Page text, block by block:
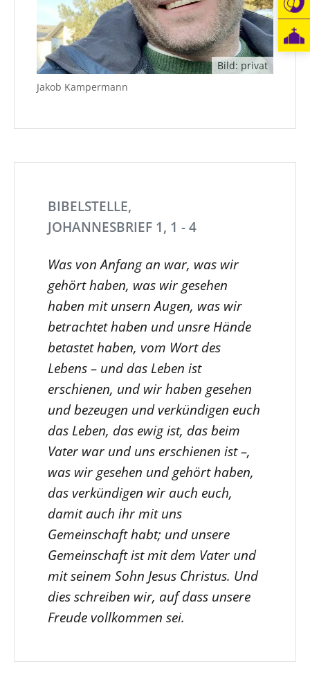
Bild: privat
Jakob Kampermann
BIBELSTELLE,
JOHANNESBRIEF 1, 1 - 4
Was von Anfang an war, was wir
gehört haben, was wir gesehen
haben mit unsern Augen, was wir
betrachtet haben und unsre Hände
betastet haben, vom Wort des
Lebens – und das Leben ist
erschienen, und wir haben gesehen
und bezeugen und verkündigen euch
das Leben, das ewig ist, das beim
Vater war und uns erschienen ist –,
was wir gesehen und gehört haben,
das verkündigen wir auch euch,
damit auch ihr mit uns
Gemeinschaft habt; und unsere
Gemeinschaft ist mit dem Vater und
mit seinem Sohn Jesus Christus. Und
dies schreiben wir, auf dass unsere
Freude vollkommen sei.